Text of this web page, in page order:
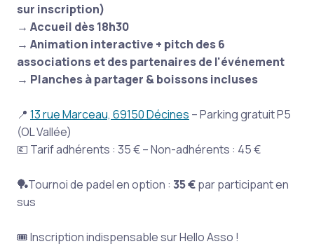
sur inscription)
→ Accueil dès 18h30
→ Animation interactive + pitch des 6
associations et des partenaires de l'événement
→ Planches à partager & boissons incluses
📍 13 rue Marceau, 69150 Décines – Parking gratuit P5
(OL Vallée)
💶 Tarif adhérents : 35 € – Non-adhérents : 45 €
🏓Tournoi de padel en option : 35 €par participant en
sus
🎟️ Inscription indispensable sur Hello Asso !